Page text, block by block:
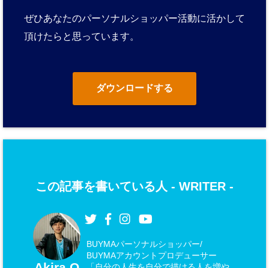
ぜひあなたのパーソナルショッパー活動に活かして
頂けたらと思っています。
ダウンロードする
この記事を書いている人 - WRITER -
BUYMAパーソナルショッパー/
BUYMAアカウントプロデューサー